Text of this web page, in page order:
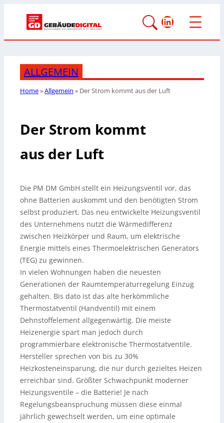
LinkedIn
ALLGEMEIN
Home»Allgemein » Der Strom kommtaus der Luft
Der Strom kommt
aus der Luft
Die PM DM GmbH stellt ein Heizungsventil vor, das
ohne Batterien auskommt und den benötigten Strom
selbst produziert. Das neu entwickelte Heizungsventil
des Unternehmens nutzt die Wärmedifferenz
zwischen Heizkörper und Raum, um elektrische
Energie mittels eines Thermoelektrischen Generators
(TEG) zu gewinnen.
In vielen Wohnungen haben die neuesten
Generationen der Raumtemperaturregelung Einzug
gehalten. Bis dato ist das alte herkömmliche
Thermostatventil (Handventil) mit einem
Dehnstoffelement allgegenwärtig. Die meiste
Heizenergie spart man jedoch durch
programmierbare elektronische Thermostatventile.
Hersteller sprechen von bis zu 30%
Heizkosteneinsparung, die nur durch gezieltes Heizen
erreichbar sind. Größter Schwachpunkt moderner
Heizungsventile – die Batterie! Je nach
Regelungsbeanspruchung müssen diese einmal
jährlich gewechselt werden, um eine optimale